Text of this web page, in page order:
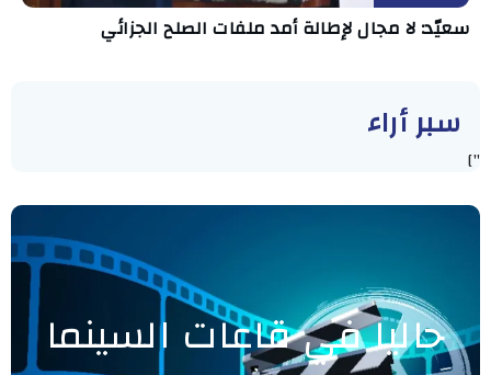
سعيّد: لا مجال لإطالة أمد ملفات الصلح الجزائي
سبر أراء
"]
حاليا في قاعات السينما